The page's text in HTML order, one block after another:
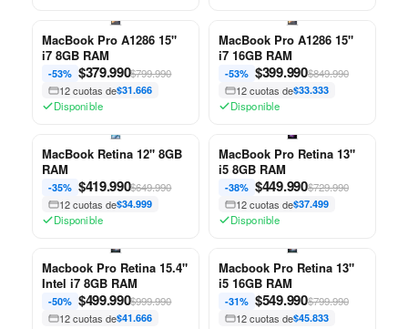
MacBook Pro A1286 15"
i7 8GB RAM
-53% $379.990$799.990
12 cuotas de$31.666
Disponible
MacBook Pro A1286 15"
i7 16GB RAM
-53% $399.990$849.990
12 cuotas de$33.333
Disponible
MacBook Retina 12" 8GB
RAM
-35% $419.990$649.990
12 cuotas de$34.999
Disponible
MacBook Pro Retina 13"
i5 8GB RAM
-38% $449.990$729.990
12 cuotas de$37.499
Disponible
Macbook Pro Retina 15.4"
Intel i7 8GB RAM
-50% $499.990$999.990
12 cuotas de$41.666
Macbook Pro Retina 13"
i5 16GB RAM
-31% $549.990$799.990
12 cuotas de$45.833